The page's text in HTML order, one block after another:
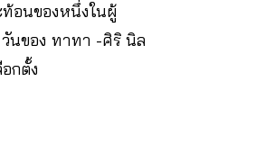
ท้อนของหนึ่งในผู้
นของ ทาทา -ศิริ นิล
กตั้ง